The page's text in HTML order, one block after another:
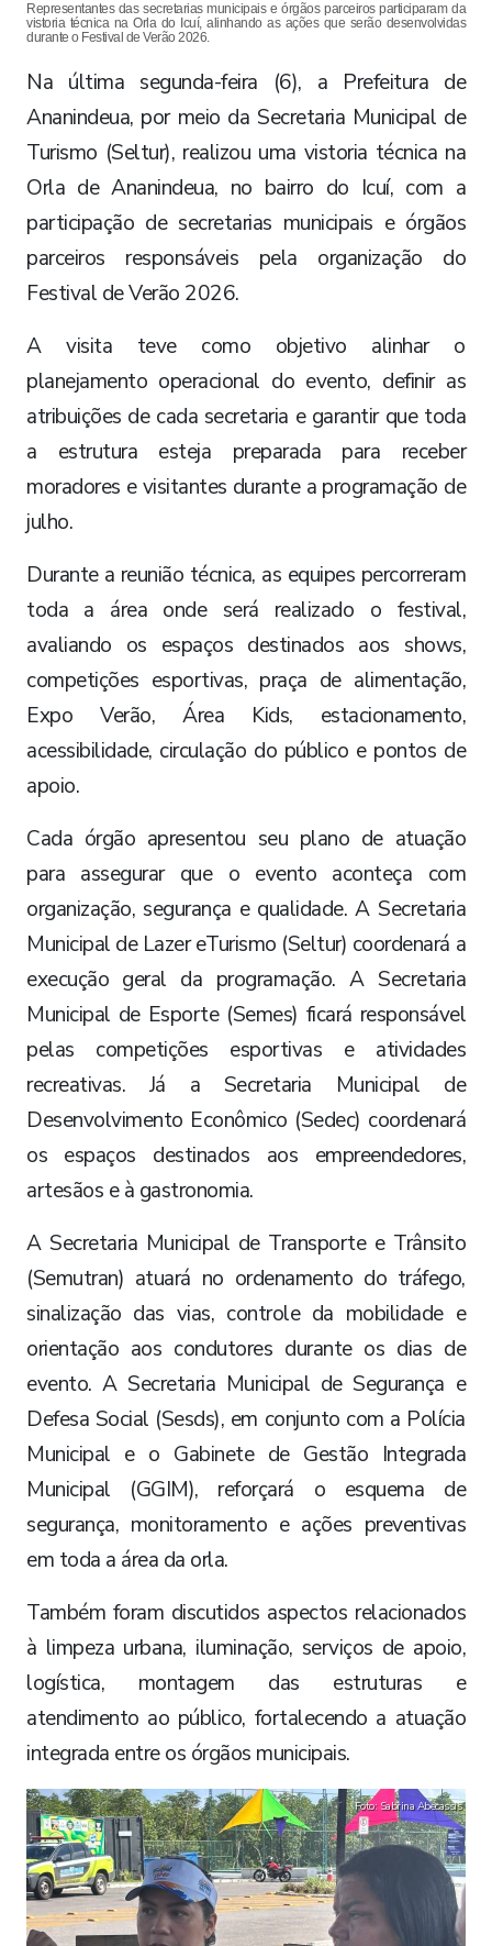
Representantes das secretarias municipais e órgãos parceiros participaram da
vistoria técnica na Orla do Icuí, alinhando as ações que serão desenvolvidas
durante o Festival de Verão 2026.
Na última segunda-feira (6), a Prefeitura de
Ananindeua, por meio da Secretaria Municipal de
Turismo (Seltur), realizou uma vistoria técnica na
Orla de Ananindeua, no bairro do Icuí, com a
participação de secretarias municipais e órgãos
parceiros responsáveis pela organização do
Festival de Verão 2026.
A visita teve como objetivo alinhar o
planejamento operacional do evento, definir as
atribuições de cada secretaria e garantir que toda
a estrutura esteja preparada para receber
moradores e visitantes durante a programação de
julho.
Durante a reunião técnica, as equipes percorreram
toda a área onde será realizado o festival,
avaliando os espaços destinados aos shows,
competições esportivas, praça de alimentação,
Expo Verão, Área Kids, estacionamento,
acessibilidade, circulação do público e pontos de
apoio.
Cada órgão apresentou seu plano de atuação
para assegurar que o evento aconteça com
organização, segurança e qualidade. A Secretaria
Municipal de Lazer eTurismo (Seltur) coordenará a
execução geral da programação. A Secretaria
Municipal de Esporte (Semes) ficará responsável
pelas competições esportivas e atividades
recreativas. Já a Secretaria Municipal de
Desenvolvimento Econômico (Sedec) coordenará
os espaços destinados aos empreendedores,
artesãos e à gastronomia.
A Secretaria Municipal de Transporte e Trânsito
(Semutran) atuará no ordenamento do tráfego,
sinalização das vias, controle da mobilidade e
orientação aos condutores durante os dias de
evento. A Secretaria Municipal de Segurança e
Defesa Social (Sesds), em conjunto com a Polícia
Municipal e o Gabinete de Gestão Integrada
Municipal (GGIM), reforçará o esquema de
segurança, monitoramento e ações preventivas
em toda a área da orla.
Também foram discutidos aspectos relacionados
à limpeza urbana, iluminação, serviços de apoio,
logística, montagem das estruturas e
atendimento ao público, fortalecendo a atuação
integrada entre os órgãos municipais.
Foto: Sabrina Abecassis